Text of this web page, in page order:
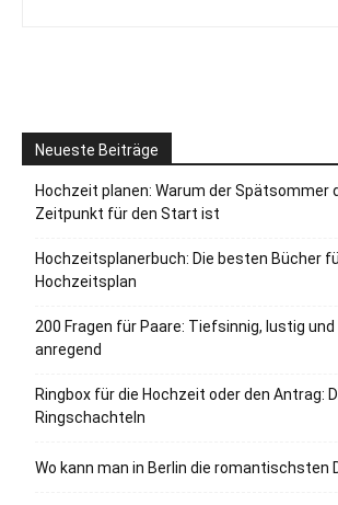
Neueste Beiträge
Hochzeit planen: Warum der Spätsommer
Zeitpunkt für den Start ist
Hochzeitsplanerbuch: Die besten Bücher
Hochzeitsplan
200 Fragen für Paare: Tiefsinnig, lustig
anregend
Ringbox für die Hochzeit oder den Antrag:
Ringschachteln
Wo kann man in Berlin die romantischsten